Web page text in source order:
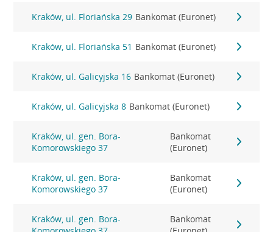
Kraków, ul. Floriańska 29 Bankomat (Euronet)
Kraków, ul. Floriańska 51 Bankomat (Euronet)
Kraków, ul. Galicyjska 16 Bankomat (Euronet)
Kraków, ul. Galicyjska 8 Bankomat (Euronet)
Kraków, ul. gen. Bora-
Komorowskiego 37
Bankomat
(Euronet)
Kraków, ul. gen. Bora-
Komorowskiego 37
Bankomat
(Euronet)
Kraków, ul. gen. Bora-
Bankomat